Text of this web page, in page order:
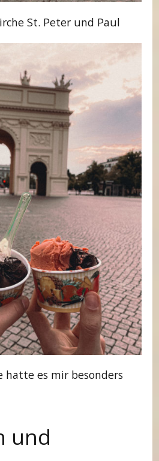
St. Peter und Paul
hatte es mir besonders
und